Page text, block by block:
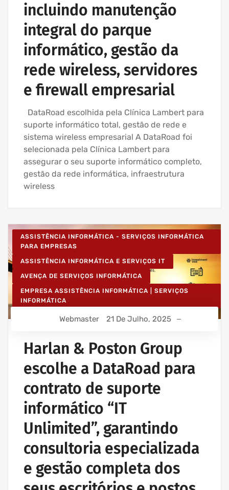
incluindo manutenção
integral do parque
informático, gestão da
rede wireless, servidores
e firewall empresarial
DataRoad escolhida pela Clínica Lambert para
suporte informático total, gestão de rede e
sistema wireless empresarial A DataRoad foi
selecionada pela Clínica Lambert para
assegurar o seu suporte informático completo,
gestão da rede informática, infraestrutura
wireless
ASSISTÊNCIA INFORMÁTICA - SERVIÇOS INFORMÁTICA
PARA EMPRESAS
ASSISTÊNCIA INFORMÁTICA E SERVIÇOS IT
AVENÇA DE SERVIÇOS INFORMÁTICA
EMPRESA ASSISTÊNCIA INFORMÁTICA | SERVIÇOS
INFORMÁTICA
IT UNLIMITED - SERVIÇOS INFORMÁTICA
Webmaster 21 De Julho, 2025
Harlan & Poston Group
escolhe a DataRoad para
contrato de suporte
informático “IT
Unlimited”, garantindo
consultoria especializada
e gestão completa dos